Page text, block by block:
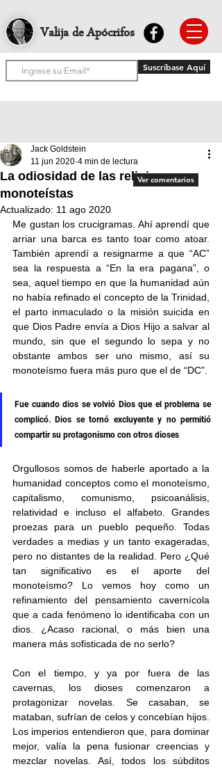
Valija de Apócrifos
Suscríbase Aquí
La odiosidad de las religiones
monoteístas
Jack Goldstein
11 jun 2020 4 min de lectura
Actualizado: 11 ago 2020
Me gustan los crucigramas. Ahí aprendí que
arriar una barca es tanto toar como atoar.
También aprendí a resignarme a que “AC”
sea la respuesta a “En la era pagana”, o
sea, aquel tiempo en que la humanidad aún
no había refinado el concepto de la Trinidad,
el parto inmaculado o la misión suicida en
que Dios Padre envía a Dios Hijo a salvar al
mundo, sin que el segundo lo sepa y no
obstante ambos ser uno mismo, así su
monoteísmo fuera más puro que el de “DC”.
Fue cuando dios se volvió Dios que el problema se
complicó. Dios se tornó excluyente y no permitió
compartir su protagonismo con otros dioses
Orgullosos somos de haberle aportado a la
humanidad conceptos como el monoteísmo,
capitalismo, comunismo, psicoanálisis,
relatividad e incluso el alfabeto. Grandes
proezas para un pueblo pequeño. Todas
verdades a medias y un tanto exageradas,
pero no distantes de la realidad. Pero ¿Qué
tan significativo es el aporte del
monoteísmo? Lo vemos hoy como un
refinamiento del pensamiento cavernícola
que a cada fenómeno lo identificaba con un
dios. ¿Acaso racional, o más bien una
manera más sofisticada de no serlo?
Con el tiempo, y ya por fuera de las
cavernas, los dioses comenzaron a
protagonizar novelas. Se casaban, se
mataban, sufrían de celos y concebían hijos.
Los imperios entendieron que, para dominar
mejor, valía la pena fusionar creencias y
mezclar novelas. Así, todos los súbditos
Ver comentarios